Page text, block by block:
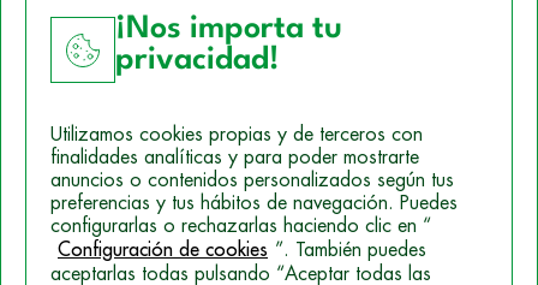
Más Info Ver Curso
¡Nos importa tu
privacidad!
Utilizamos cookies propias y de terceros con
finalidades analíticas y para poder mostrarte
anuncios o contenidos personalizados según tus
preferencias y tus hábitos de navegación. Puedes
configurarlas o rechazarlas haciendo clic en “
Configuración de cookies ”. También puedes
aceptarlas todas pulsando “Aceptar todas las